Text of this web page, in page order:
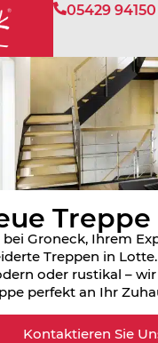
05429 94150
Groneck, Ihrem
Treppen in
oder rustikal –
perfekt an Ihr
Kontaktieren Sie